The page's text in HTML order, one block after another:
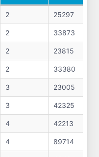
Salariați
Datorii
2 25297
2 33873
2 23815
2 33380
3 23005
3 42325
4 42213
4 89714